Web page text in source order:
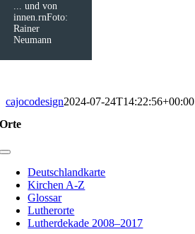
... und von
innen.rnFoto:
Rainer
Neumann
cajocodesign2024-07-24T14:22:56+00:00
Orte
Toggle
NavigationDeutschlandkarte
Kirchen A-Z
Glossar
Lutherorte
Lutherdekade 2008–2017